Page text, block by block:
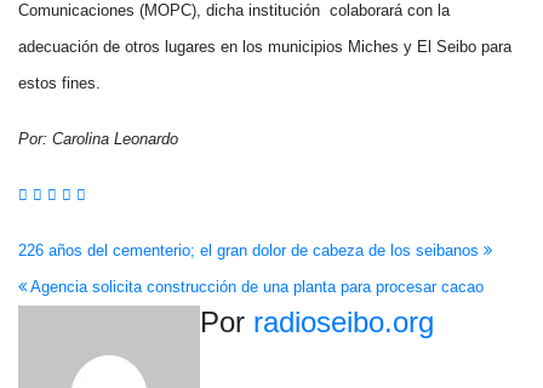
Comunicaciones (MOPC), dicha institución colaborará con la
adecuación de otros lugares en los municipios Miches y El Seibo para
estos fines.
Por: Carolina Leonardo
Navegación
de
entradas
226 años del cementerio; el gran dolor de cabeza de los seibanos
Agencia solicita construcción de una planta para procesar cacao
Por radioseibo.org